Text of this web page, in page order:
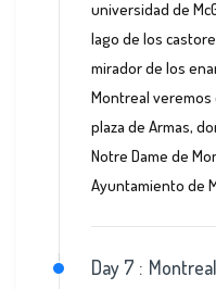
universidad de
lago de los
mirador de los
Montreal veremos
plaza de Armas,
Notre Dame de
Ayuntamiento de
Day 7 :